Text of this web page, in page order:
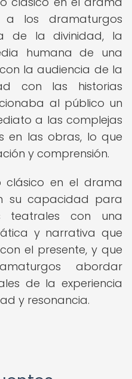
a los dramaturgos
de la divinidad, la
humana de una
la audiencia de la
con las historias
al público un
a las complejas
en las obras, lo que
y comprensión.
clásico en el drama
su capacidad para
teatrales con una
y narrativa que
el presente, y que
abordar
de la experiencia
y resonancia.